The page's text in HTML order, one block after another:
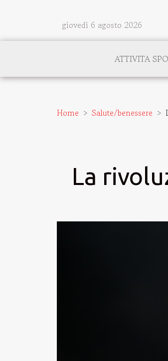
giovedì 6 agosto 2026
ATTIVITA
Home Salute/benessere
La